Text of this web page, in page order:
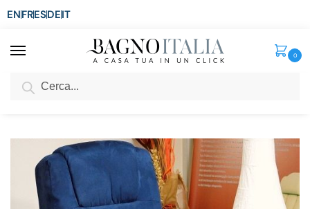
ENFRESDEIT
0
SCONTO del 3%